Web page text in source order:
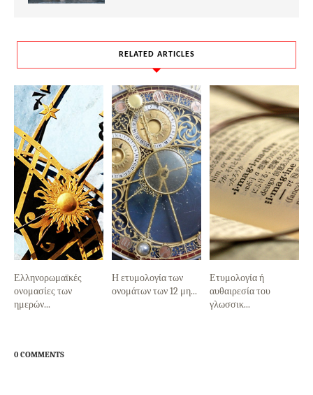
RELATED ARTICLES
Ελληνορωμαϊκές
ονομασίες των
ημερών...
Η ετυμολογία των
ονομάτων των 12 μη...
Ετυμολογία ή
αυθαιρεσία του
γλωσσικ...
0 COMMENTS